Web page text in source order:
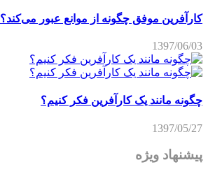
کارآفرین موفق چگونه از موانع عبور می‌کند؟
1397/06/03
چگونه مانند یک کارآفرین فکر کنیم؟
1397/05/27
پیشنهاد ویژه